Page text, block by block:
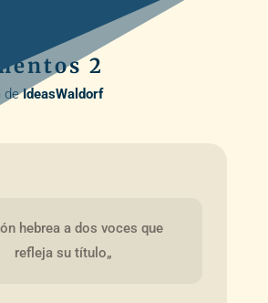
2
deIdeasWaldorf
hebrea a dos voces que
refleja su título„